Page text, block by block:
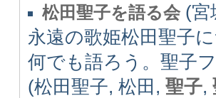
松田聖子を語る会(宮
永遠の歌姫松田聖子
何でも語ろう。聖子
(松田聖子, 松田, 聖子,